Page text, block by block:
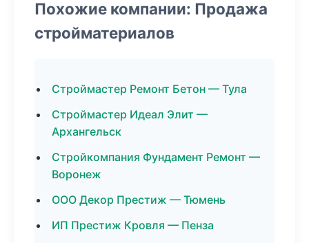
Похожие компании: Продажа
стройматериалов
Строймастер Ремонт Бетон — Тула
Строймастер Идеал Элит —
Архангельск
Стройкомпания Фундамент Ремонт —
Воронеж
ООО Декор Престиж — Тюмень
ИП Престиж Кровля — Пенза